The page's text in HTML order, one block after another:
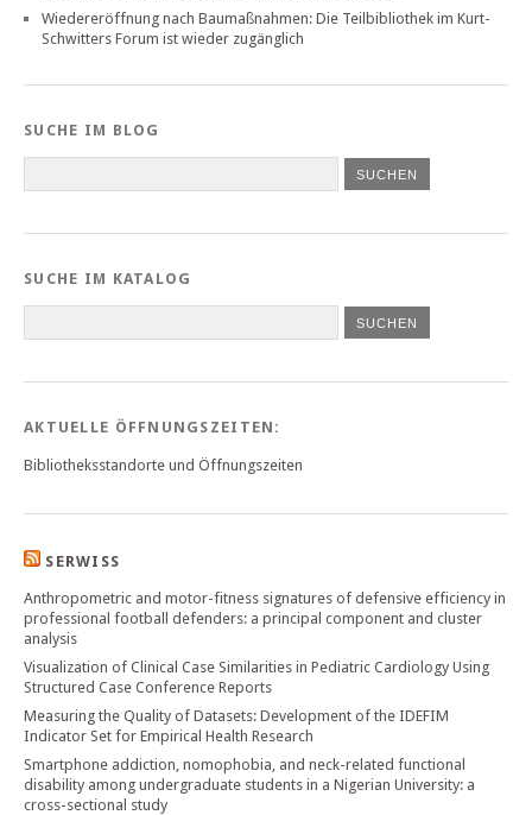
Wiedereröffnung nach Baumaßnahmen: Die Teilbibliothek im Kurt-
Schwitters Forum ist wieder zugänglich
SUCHE IM BLOG
SUCHE IM KATALOG
SUCHEN
AKTUELLE ÖFFNUNGSZEITEN:
Bibliotheksstandorte und Öffnungszeiten
SERWISS
Anthropometric and motor-fitness signatures of defensive efficiency in
professional football defenders: a principal component and cluster
analysis
Visualization of Clinical Case Similarities in Pediatric Cardiology Using
Structured Case Conference Reports
Measuring the Quality of Datasets: Development of the IDEFIM
Indicator Set for Empirical Health Research
Smartphone addiction, nomophobia, and neck-related functional
disability among undergraduate students in a Nigerian University: a
cross-sectional study